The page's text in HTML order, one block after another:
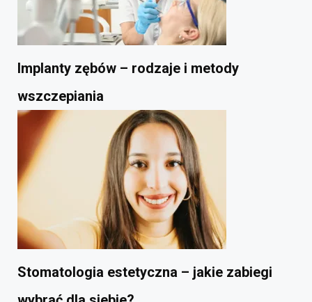
Implanty zębów – rodzaje i metody
wszczepiania
Stomatologia estetyczna – jakie zabiegi